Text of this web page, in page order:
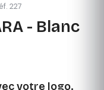
227
- Blanc
votre logo.